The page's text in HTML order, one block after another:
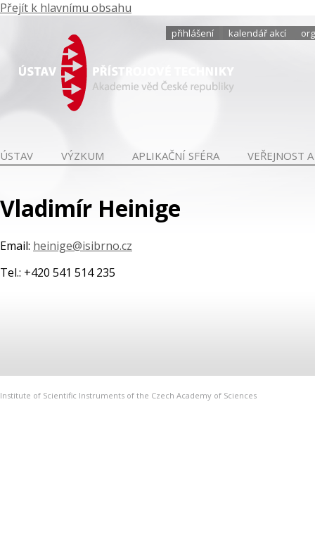
Přejít k hlavnímu obsahu
přihlášení kalendář akcí
ÚSTAV VÝZKUM APLIKAČNÍ SFÉRA VEŘEJNOST
Vladimír Heinige
Email: heinige@isibrno.cz
Tel.: +420 541 514 235
Institute of Scientific Instruments of the Czech Academy of Sciences